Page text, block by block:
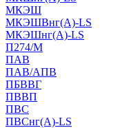
МКЭШ
МКЭШВнг(А)-LS
МКЭШнг(А)-LS
П274/М
ПАВ
ПАВ/АПВ
ПБВВГ
ПВВП
ПВС
ПВСнг(А)-LS